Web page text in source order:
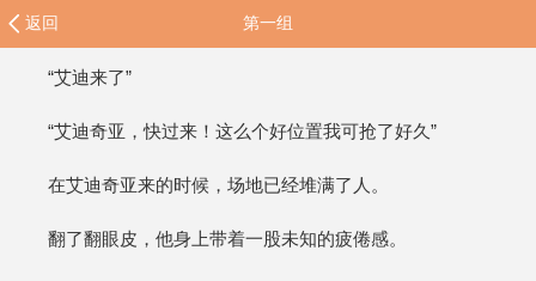
返回 第一组
“艾迪来了”
“艾迪奇亚，快过来！这么个好位置我可抢了好久”
在艾迪奇亚来的时候，场地已经堆满了人。
翻了翻眼皮，他身上带着一股未知的疲倦感。